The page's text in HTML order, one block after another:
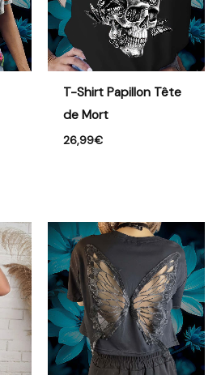
T-Shirt Papillon Tête
de Mort
26,99€